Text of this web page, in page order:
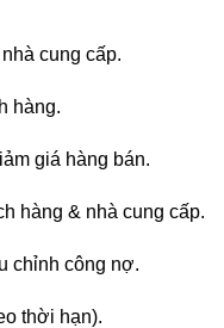
cung cấp.
hàng.
giá hàng bán.
hàng & nhà cung cấp.
chỉnh công nợ.
thời hạn).